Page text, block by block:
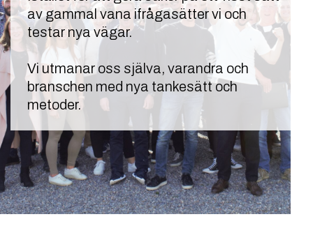
av gammal vana ifrågasätter vi och
testar nya vägar.
Vi utmanar oss själva, varandra och
branschen med nya tankesätt och
metoder.